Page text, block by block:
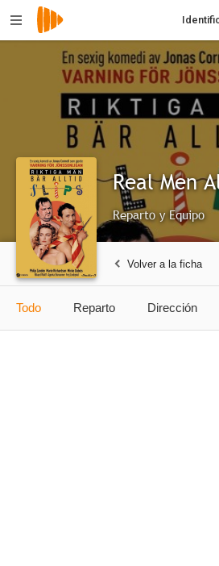
Reparto y Equipo
Volver a la ficha
Todo Reparto Dirección